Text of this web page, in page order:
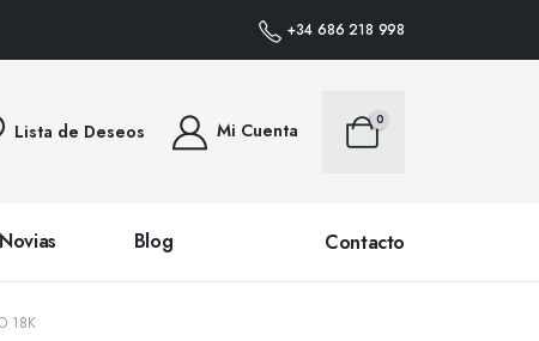
DE PENÍNSULA • PLAZO DE ENTREGA 24/48 HORAS
+34 686 218 998
Lista de Deseos Mi Cuenta 0
Novias Blog Contacto
18K